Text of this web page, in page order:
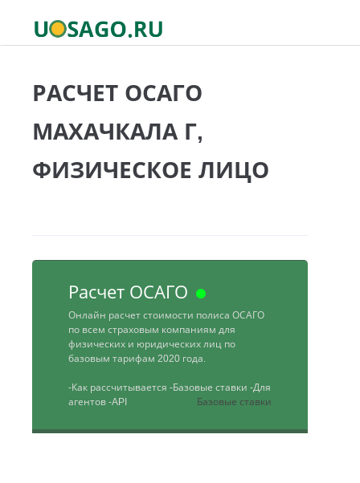
РАСЧЕТ ОСАГО
МАХАЧКАЛА Г,
ФИЗИЧЕСКОЕ ЛИЦО
Расчет ОСАГО
Онлайн расчет стоимости полиса ОСАГО
по всем страховым компаниям для
физических и юридических лиц по
базовым тарифам 2020 года.
-Как рассчитывается -Базовые ставки -Для
агентов-API Базовые ставки